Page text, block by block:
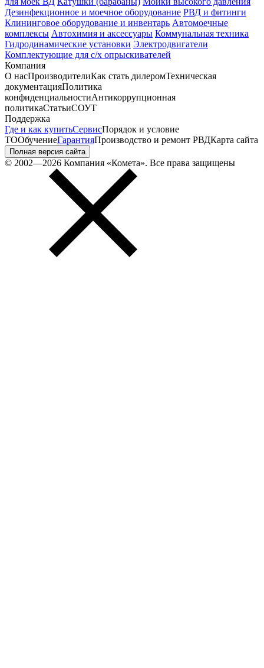
Дезинфекционное и моечное оборудование РВД и фитинги
Клининговое оборудование и инвентарь Автомоечные
комплексы Автохимия и аксессуары Коммунальная техника
Гидродинамические установки Электродвигатели
Комплектующие для с/х опрыскивателей
Компания
О насПроизводителиКак стать дилеромТехническая
документацияПолитика
конфиденциальностиАнтикоррупционная
политикаСтатьиСОУТ
Поддержка
Где и как купитьСервисПорядок и условие
ТООбучениеГарантияПроизводство и ремонт РВДКарта сайта
Полная версия сайта
© 2002—2026 Компания «Комета». Все права защищены